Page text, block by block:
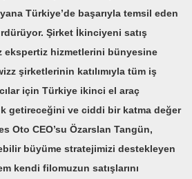
yana Türkiye’de başarıyla temsil eden
Şirket İkinciyeni satış
ekspertiz hizmetlerini bünyesine
şirketlerinin katılımıyla tüm iş
için Türkiye ikinci el araç
getireceğini ve ciddi bir katma değer
Oto CEO’su Özarslan Tangün,
büyüme stratejimizi destekleyen
kendi filomuzun satışlarını